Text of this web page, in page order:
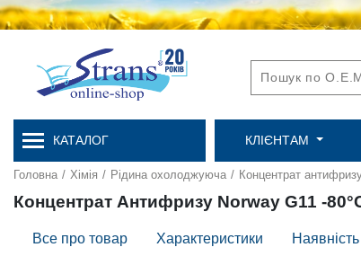
КАТАЛОГ КЛІЄНТАМ
Головна / Хімія / Рідина охолоджуюча / Концентрат
Концентрат Антифризу Norway G11 -
Все про товар Характеристики Наявність